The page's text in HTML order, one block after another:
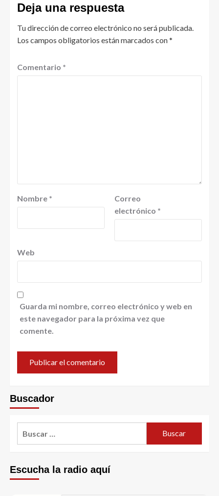
Deja una respuesta
Tu dirección de correo electrónico no será publicada.
Los campos obligatorios están marcados con*
Comentario *
Nombre *
Correo
electrónico *
Web
Guarda mi nombre, correo electrónico y web en
este navegador para la próxima vez que
comente.
Buscador
Escucha la radio aquí